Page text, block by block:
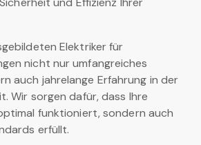
Elektriker für
nicht nur umfangreiches
auch jahrelange Erfahrung in der
Wir sorgen dafür, dass Ihre
funktioniert, sondern auch
erfüllt.